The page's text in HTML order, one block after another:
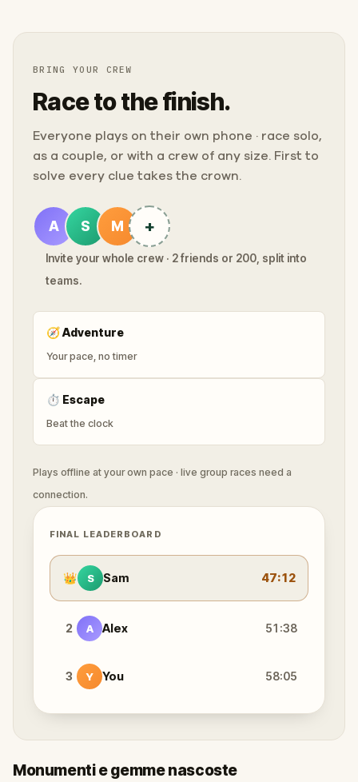
BRING YOUR CREW
Race to the finish.
Everyone plays on their own phone · race solo,
as a couple, or with a crew of any size. First to
solve every clue takes the crown.
A S M +
Invite your whole crew · 2 friends or 200, split into
teams.
🧭Adventure
Your pace, no timer
⏱ Escape
Beat the clock
Plays offline at your own pace · live group races need a
connection.
FINAL LEADERBOARD
👑 S Sam 47:12
2 A Alex 51:38
3 Y You 58:05
Monumenti e gemme nascoste